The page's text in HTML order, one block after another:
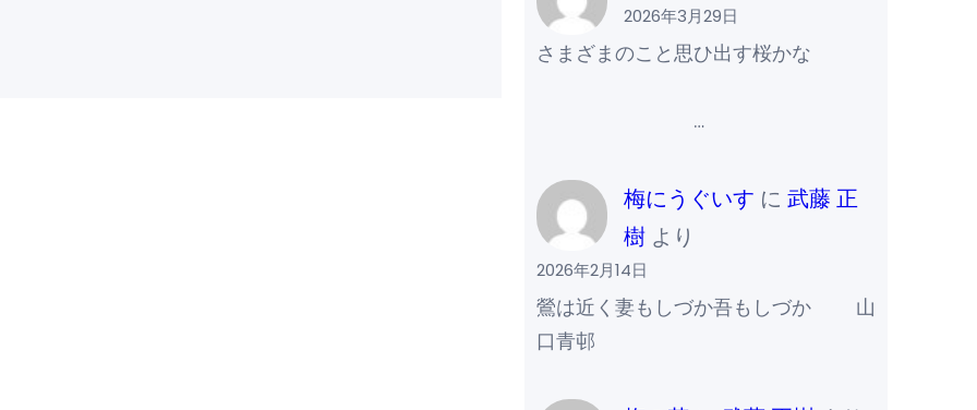
2026年3月29日
さまざまのこと思ひ出す桜かな
…
梅にうぐいす に 武藤 正
樹より
2026年2月14日
鶯は近く妻もしづか吾もしづか 山
口青邨